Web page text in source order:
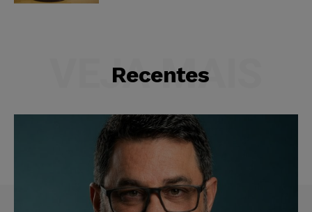
Recentes
VEJA MAIS